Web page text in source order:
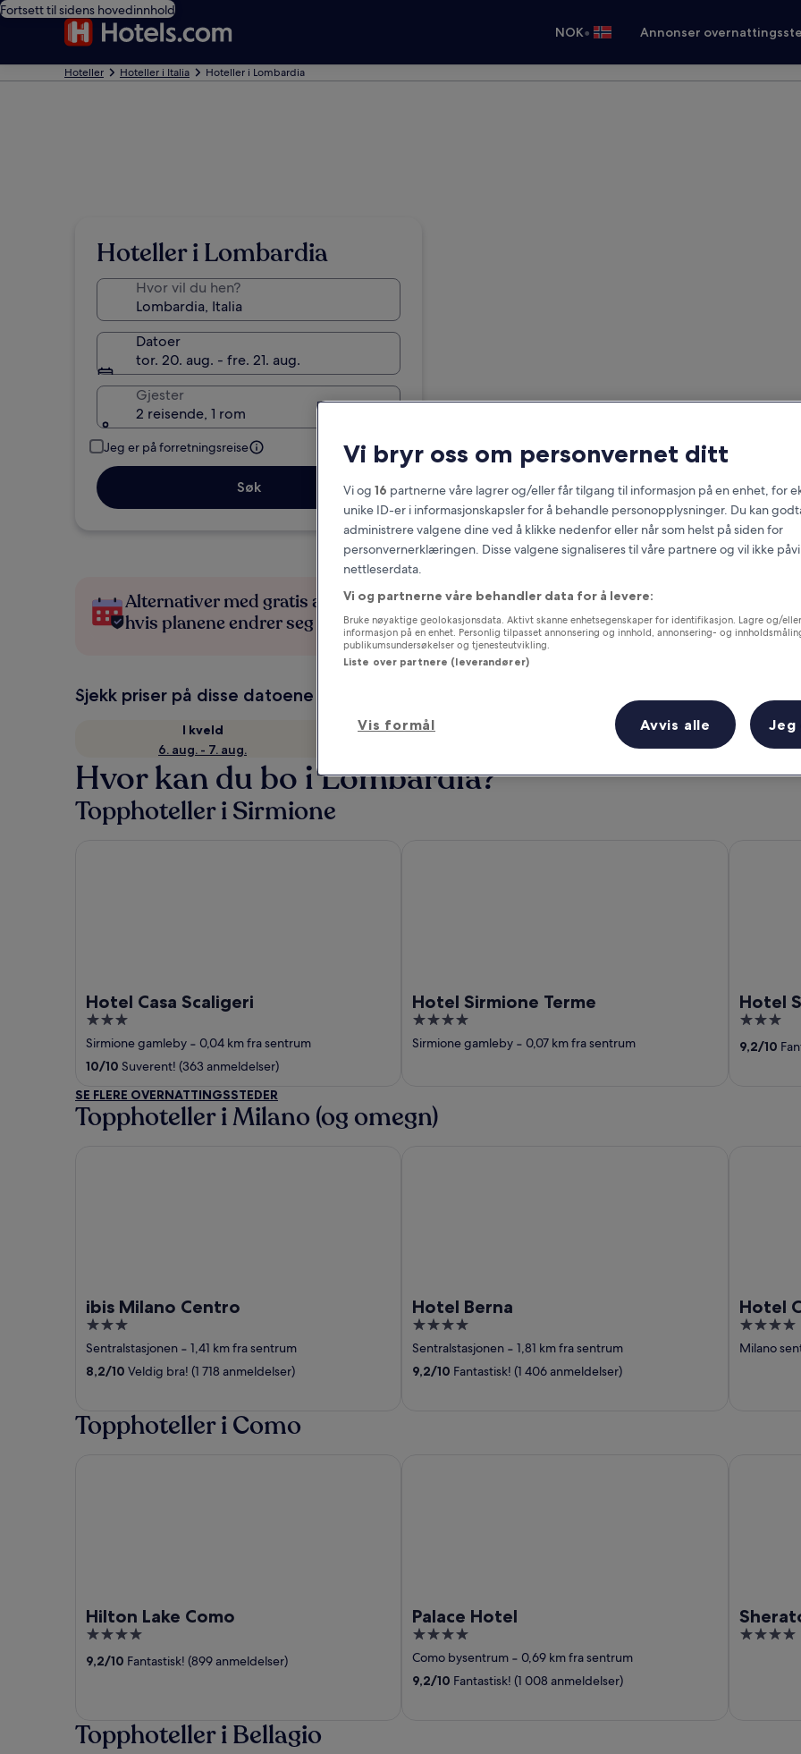
Fortsett til sidens hovedinnhold
NOK• Annonser
Hoteller Hoteller i Italia Hoteller i Lombardia
Hoteller i Lombardia
Hvor vil du hen?
Datoer
tor. 20. aug. - fre. 21. aug.
Gjester
2 reisende, 1 rom
Jeg er på forretningsreise
Søk
Alternativer med gratis avbestilling
hvis planene endrer seg
Samle fordeler for hver natt du
gjennomfører
Sjekk priser på disse datoene
I kveld
6. aug. - 7. aug.
Denne helgen
7. aug. - 9. aug.
Hvor kan du bo i Lombardia?
Topphoteller i Sirmione
Hotel Casa Scaligeri
3
out
of
5
Sirmione gamleby ‐ 0,04 km fra sentrum
10/10 Suverent! (363 anmeldelser)
Hotel Sirmione Terme
4
out
Sirmione gamleby ‐ 0,07 km fra sentrum
Hotel
3
out
of
9,2/10
SE FLERE OVERNATTINGSSTEDER
Topphoteller i Milano (og omegn)
ibis Milano Centro
3
out
of
Sentralstasjonen ‐ 1,41 km fra sentrum
8,2/10 Veldig bra! (1 718 anmeldelser)
Hotel Berna
4
out
of
Sentralstasjonen ‐ 1,81 km fra sentrum
9,2/10 Fantastisk! (1 406 anmeldelser)
Hotel
4
out
Milano
Topphoteller i Como
Hilton Lake Como
4
out
of
9,2/10 Fantastisk! (899 anmeldelser)
Palace Hotel
4
out
of
5
Como bysentrum ‐ 0,69 km fra sentrum
9,2/10 Fantastisk! (1 008 anmeldelser)
4
Topphoteller i Bellagio
Vi bryr oss om personvernet ditt
Vi og 16 partnerne våre lagrer og/eller får tilgang til informasjon på en enhet, for
unike ID-er i informasjonskapsler for å behandle personopplysninger. Du kan
administrere valgene dine ved å klikke nedenfor eller når som helst på siden for
personvernerklæringen. Disse valgene signaliseres til våre partnere og vil ikke
nettleserdata.
Vi og partnerne våre behandler data for å levere:
Bruke nøyaktige geolokasjonsdata. Aktivt skanne enhetsegenskaper for identifikasjon. Lagre og/
informasjon på en enhet. Personlig tilpasset annonsering og innhold, annonsering- og
publikumsundersøkelser og tjenesteutvikling.
Liste over partnere (leverandører)
Vis formål Avvis alle Jeg